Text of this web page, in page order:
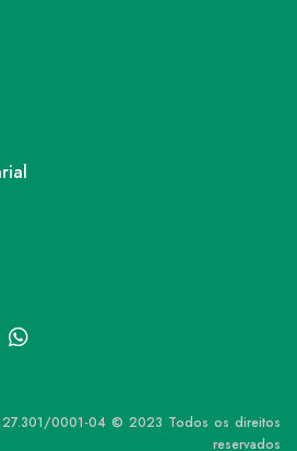
0001-04 © 2023 Todos os direitos
reservados